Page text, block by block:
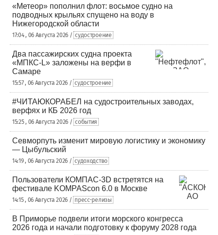
«Метеор» пополнил флот: восьмое судно на
подводных крыльях спущено на воду в
Нижегородской области
17:04 , 06 Августа 2026 / судостроение
Два пассажирских судна проекта
«МПКС-L» заложены на верфи в
Самаре
15:57 , 06 Августа 2026 / судостроение
#ЧИТАЮКОРАБЕЛ на судостроительных заводах,
верфях и КБ 2026 год
15:25 , 06 Августа 2026 / события
Севморпуть изменит мировую логистику и экономику
— Цыбульский
14:19 , 06 Августа 2026 / судоходство
Пользователи КОМПАС-3D встретятся на
фестивале KOMPAScon 6.0 в Москве
14:15 , 06 Августа 2026 / пресс-релизы
В Приморье подвели итоги морского конгресса
2026 года и начали подготовку к форуму 2028 года